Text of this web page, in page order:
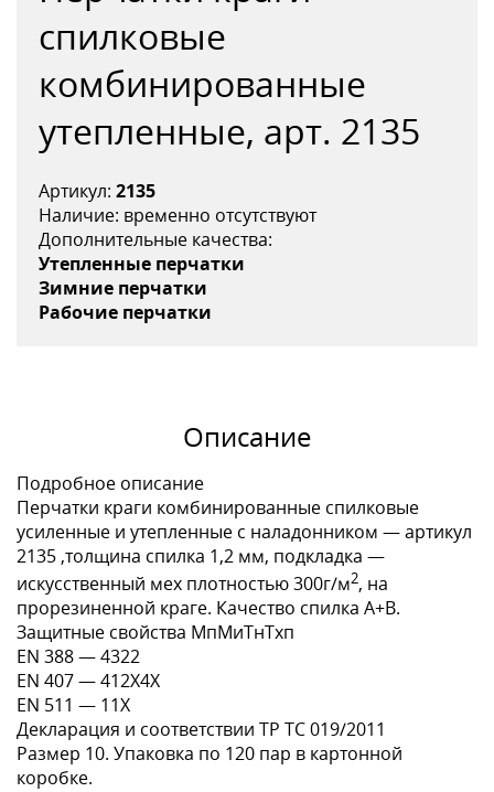
спилковые
комбинированные
утепленные, арт. 2135
Артикул: 2135
Наличие: временно отсутствуют
Дополнительные качества:
Утепленные перчатки
Зимние перчатки
Рабочие перчатки
Описание
Подробное описание
Перчатки краги комбинированные спилковые
усиленные и утепленные с наладонником — артикул
2135 ,толщина спилка 1,2 мм, подкладка —
искусственный мех плотностью 300г/м2, на
прорезиненной краге. Качество спилка А+В.
Защитные свойства МпМиТнТхп
EN 388 — 4322
EN 407 — 412Х4Х
EN 511 — 11X
Декларация и соответствии ТР ТС 019/2011
Размер 10. Упаковка по 120 пар в картонной
коробке.